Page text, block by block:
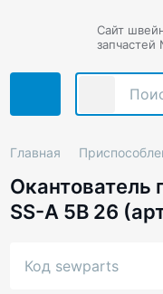
Сайт
запчастей
Главная
Окантователь
SS-A 5B 26
Код sewparts